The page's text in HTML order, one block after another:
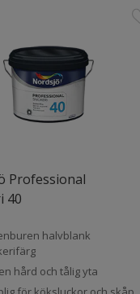
Professional
40
halvblank
hård och tålig yta